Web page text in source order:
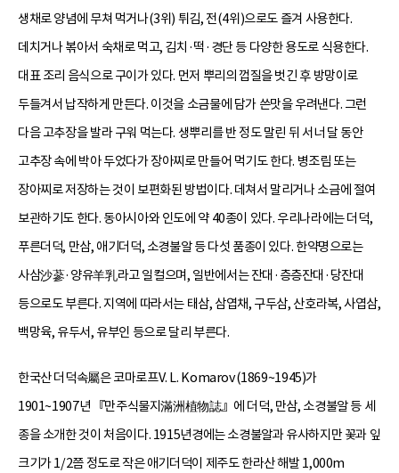
생채로 양념에 무쳐 먹거나(3위) 튀김, 전(4위)으로도 즐겨 사용한다.
데치거나 볶아서 숙채로 먹고, 김치·떡·경단 등 다양한 용도로 식용한다.
대표 조리 음식으로 구이가 있다. 먼저 뿌리의 껍질을 벗긴 후 방망이로
두들겨서 납작하게 만든다. 이것을 소금물에 담가 쓴맛을 우려낸다. 그런
다음 고추장을 발라 구워 먹는다. 생뿌리를 반 정도 말린 뒤 서너 달 동안
고추장 속에 박아 두었다가 장아찌로 만들어 먹기도 한다. 병조림 또는
장아찌로 저장하는 것이 보편화된 방법이다. 데쳐서 말리거나 소금에 절여
보관하기도 한다. 동아시아와 인도에 약 40종이 있다. 우리나라에는 더덕,
푸른더덕, 만삼, 애기더덕, 소경불알 등 다섯 품종이 있다. 한약명으로는
사삼沙蔘·양유羊乳라고 일컬으며, 일반에서는 잔대·층층잔대·당잔대
등으로도 부른다. 지역에 따라서는 태삼, 삼엽채, 구두삼, 산호라복, 사엽삼,
백망육, 유두서, 유부인 등으로 달리 부른다.
한국산 더덕속屬은 코마로프V. L. Komarov(1869~1945)가
1901~1907년 『만주식물지滿洲植物誌』에 더덕, 만삼, 소경불알 등 세
종을 소개한 것이 처음이다. 1915년경에는 소경불알과 유사하지만 꽃과 잎
크기가 1/2쯤 정도로 작은 애기더덕이 제주도 한라산 해발 1,000m